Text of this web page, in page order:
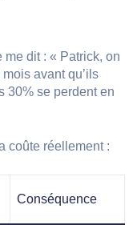
me dit : « Patrick, on
avant qu’ils
30% se perdent en
coûte réellement :
Conséquence